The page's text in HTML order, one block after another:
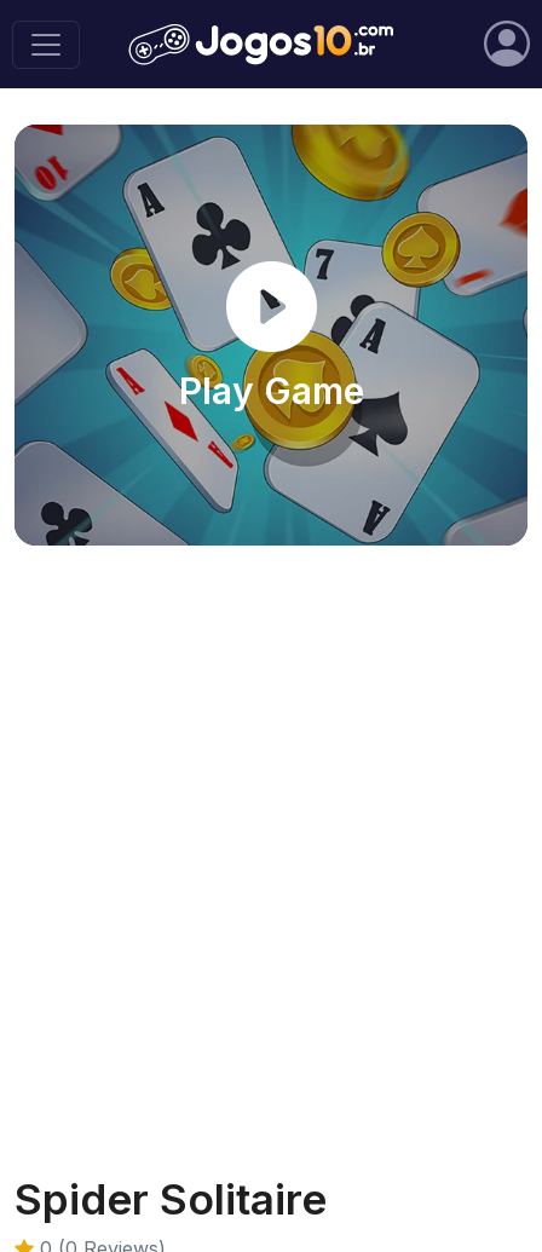
Play Game
Spider Solitaire